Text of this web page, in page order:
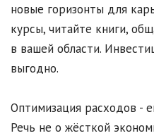
новые горизонты для
курсы, читайте книги,
в вашей области.
выгодно.
Оптимизация расходов -
Речь не о жёсткой